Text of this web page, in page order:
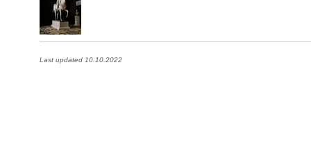
Last updated 10.10.2022